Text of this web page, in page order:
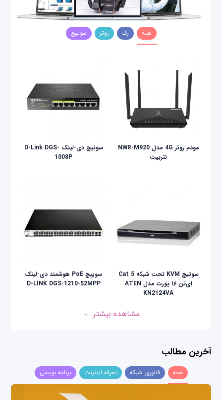
همه رک روتر سوئیچ
مودم روتر 4G مدل NWR-M920
نتربیت
سوئیچ دی-لینک D-Link DGS-
1008P
سوئیچ KVM تحت شبکه Cat 5
ای‌تن ۱۶ پورت مدل ATEN
KN2124VA
سوییچ PoE هوشمند دی-لینک
D-LINK DGS-1210-52MPP
مشاهده بیشتر ←
آخرین مطالب
همه فناوری شبکه تعرفه اینترنت برنامه نویسی